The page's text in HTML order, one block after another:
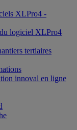
XLPro4 -
logiciel XLPro4
tertiaires
innoval en ligne